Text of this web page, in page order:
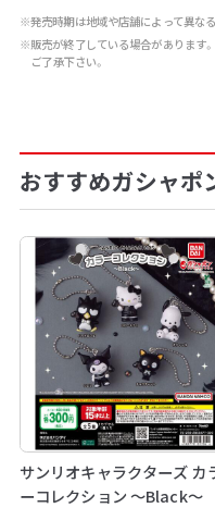
※発売時期は地域や店舗によって異な
※販売が終了している場合があります
ご了承下さい。
おすすめガシャポ
サンリオキャラクターズ カ
ーコレクション ～Black～